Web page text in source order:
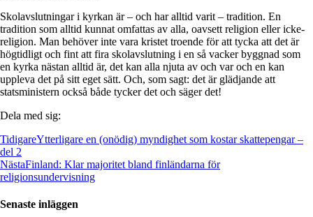
Skolavslutningar i kyrkan är – och har alltid varit – tradition. En
tradition som alltid kunnat omfattas av alla, oavsett religion eller icke-
religion. Man behöver inte vara kristet troende för att tycka att det är
högtidligt och fint att fira skolavslutning i en så vacker byggnad som
en kyrka nästan alltid är, det kan alla njuta av och var och en kan
uppleva det på sitt eget sätt. Och, som sagt: det är glädjande att
statsministern också både tycker det och säger det!
Dela med sig:
TidigareYtterligare en (onödig) myndighet som kostar skattepengar –
del 2
NästaFinland: Klar majoritet bland finländarna för
religionsundervisning
Senaste inläggen